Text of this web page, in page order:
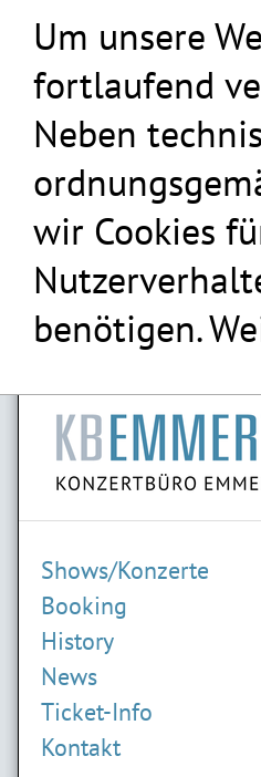
Um unsere
fortlaufend
Neben
wir Cookies
benötigen.
Shows/Konzerte
Booking
History
News
Ticket-Info
Kontakt
ALAIN FREI
14.02.2027 Marburg
01.04.2027 Aschaffenburg